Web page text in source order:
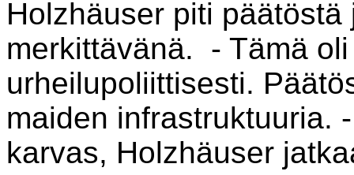
Holzhäuser piti
merkittävänä. - Tämä
urheilupoliittisesti.
maiden infrastruktuuria.
karvas, Holzhäuser